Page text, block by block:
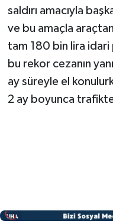
saldırı amacıyla
ve bu amaçla
tam 180 bin lira idari
bu rekor cezanın
ay süreyle el
2 ay boyunca